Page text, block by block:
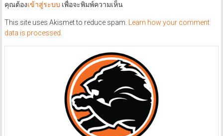
คุณต้องเข้าสู่ระบบ เพื่อจะพิมพ์ความเห็น
This site uses Akismet to reduce spam.
Learn how your comment
data is processed.